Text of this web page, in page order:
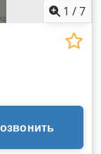
о
1 /7